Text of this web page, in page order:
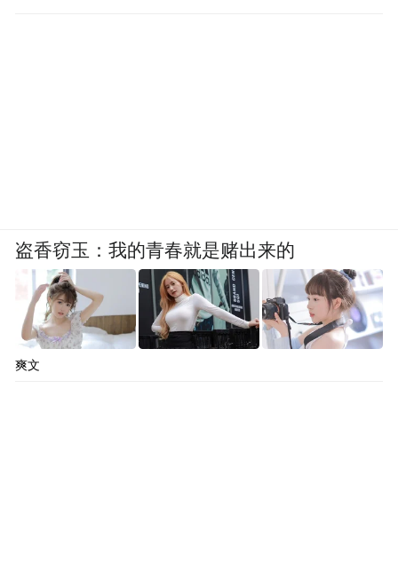
盗香窃玉：我的青春就是赌出来的
爽文